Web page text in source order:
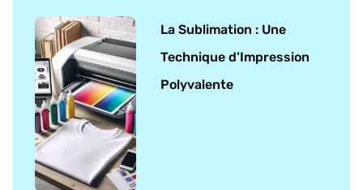
La Sublimation : Une
Technique d’Impression
Polyvalente